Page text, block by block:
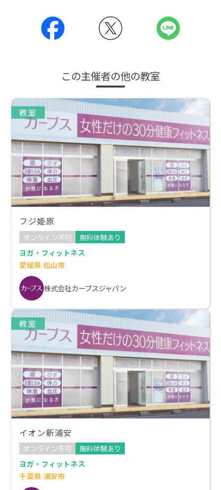
この主催者の他の教室
教室
フジ姫原
オンライン不可
無料体験あり
ヨガ・フィットネス
愛媛県 松山市
株式会社カーブスジャパン
教室
イオン新浦安
オンライン不可
無料体験あり
ヨガ・フィットネス
千葉県 浦安市